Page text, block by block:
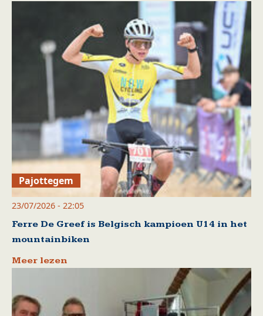
Pajottegem
23/07/2026 - 22:05
Ferre De Greef is Belgisch kampioen U14 in het
mountainbiken
Meer lezen